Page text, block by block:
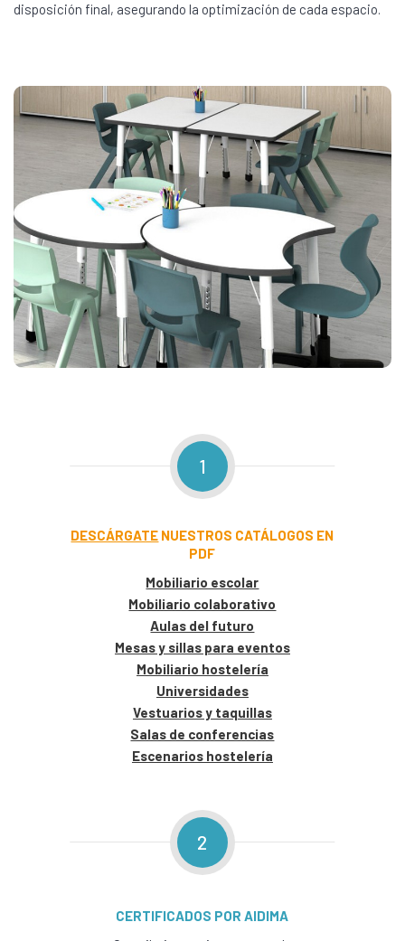
disposición final, asegurando la optimización de cada espacio.
1
DESCÁRGATE NUESTROS CATÁLOGOS EN
PDF
Mobiliario escolar
Mobiliario colaborativo
Aulas del futuro
Mesas y sillas para eventos
Mobiliario hostelería
Universidades
Vestuarios y taquillas
Salas de conferencias
Escenarios hostelería
2
CERTIFICADOS POR AIDIMA